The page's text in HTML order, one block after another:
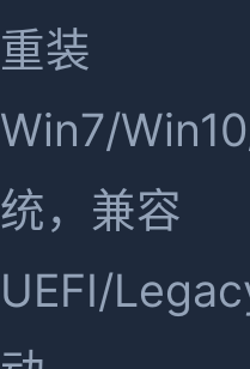
重装
Win7/
统，兼容
UEFI/